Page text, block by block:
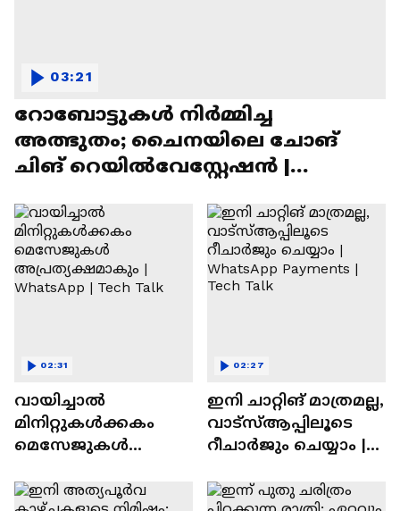
റോബോട്ടുകൾ നിർമ്മിച്ച
അത്ഭുതം; ചൈനയിലെ ചോങ്
ചിങ് റെയിൽവേസ്റ്റേഷൻ |
03:21
വായിച്ചാൽ
മിനിറ്റുകൾക്കകം
മെസേജുകള്‍
WhatsApp | Tech Talk
02:31
ഇനി ചാറ്റിങ് മാത്രമല്ല,
വാട്‌സ്‌ആപ്പിലൂടെ
റീചാർജും ചെയ്യാം |
Tech Talk
02:27